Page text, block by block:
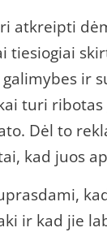
atkreipti
tiesiogiai
ir
turi
Dėl to
kad juos
ir kad jie